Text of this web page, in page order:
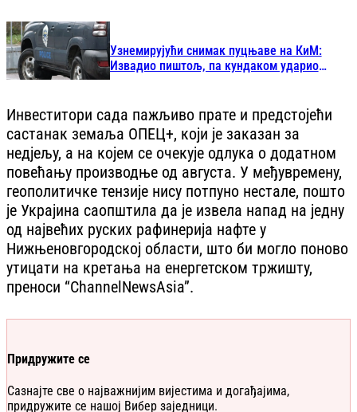
Узнемирујући снимак пуцњаве на КиМ:
Извадио пиштољ, па кундаком ударио
човјека
Инвеститори сада пажљиво прате и предстојећи
састанак земаља ОПЕЦ+, који је заказан за
недјељу, а на којем се очекује одлука о додатном
повећању производње од августа. У међувремену,
геополитичке тензије нису потпуно нестале, пошто
је Украјина саопштила да је извела напад на једну
од највећих руских рафинерија нафте у
Нижњеновгородској области, што би могло поново
утицати на кретања на енергетском тржишту,
преноси “ChannelNewsAsia”.
Придружите се
Сазнајте све о најважнијим вијестима и догађајима,
придружите се нашој Вибер заједници.